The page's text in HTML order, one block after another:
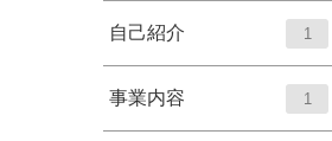
自己紹介 1
事業内容 1